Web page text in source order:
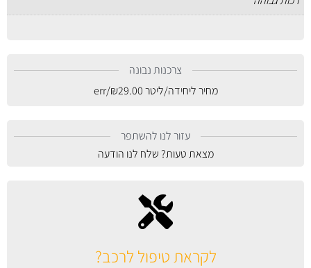
לקראת טיפול לרכב?
צרכנות נבונה
מחיר ליחידה/ליטר
₪29.00
/err
עזור לנו להשתפר
מצאת טעות? שלח לנו הודעה